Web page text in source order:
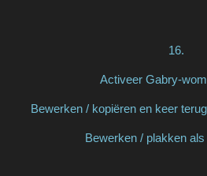
16.
Activeer Gabry-
Bewerken / kopiëren en keer
Bewerken / plakken